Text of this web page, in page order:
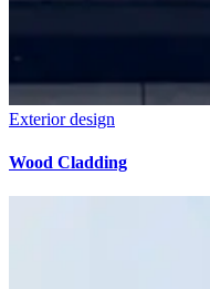
Exterior design
Wood Cladding